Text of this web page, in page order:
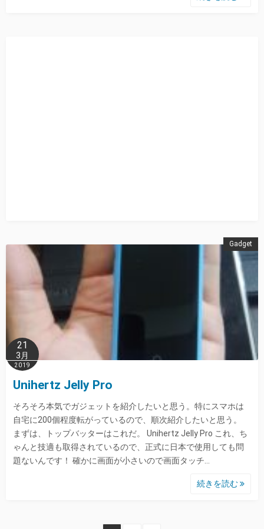
Gadget
21
3月
2019
Unihertz Jelly Pro
そろそろ本気でガジェットを紹介したいと思う。特にスマホは
自宅に200個程度転がっているので、順次紹介したいと思う。
まずは、トップバッターはこれだ。 Unihertz Jelly Pro これ、ち
ゃんと技適も取得されているので、正式に日本で使用しても問
題ないんです！ 確かに画面が小さいので画面タッチ…
続きを読む